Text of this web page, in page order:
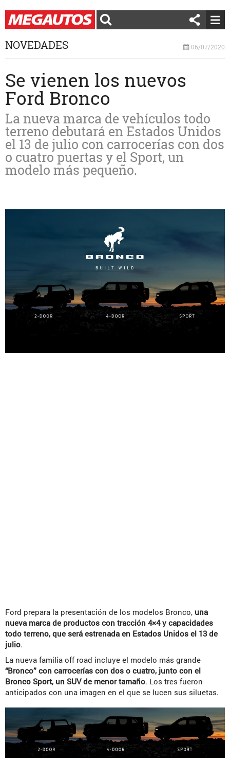
NOVEDADES 06/07/2020
Se vienen los nuevos
Ford Bronco
La nueva marca de vehículos todo
terreno debutará en Estados Unidos
el 13 de julio con carrocerías con dos
o cuatro puertas y el Sport, un
modelo más pequeño.
Ford prepara la presentación de los modelos Bronco, una
nueva marca de productos con tracción 4×4 y capacidades
todo terreno, que será estrenada en Estados Unidos el 13 de
julio.
La nueva familia off road incluye el modelo más grande
“Bronco” con carrocerías con dos o cuatro, junto con el
Bronco Sport, un SUV de menor tamaño. Los tres fueron
anticipados con una imagen en el que se lucen sus siluetas.